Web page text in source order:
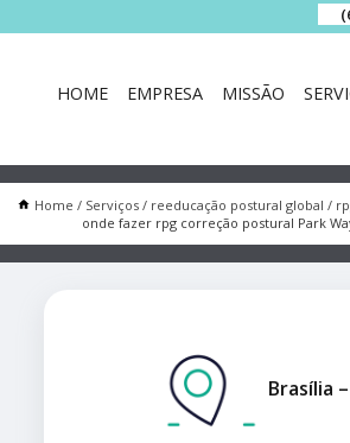
HOME EMPRESA MISSÃO
Home Serviços reeducação postural global
onde fazer rpg correção postural Park
Brasília